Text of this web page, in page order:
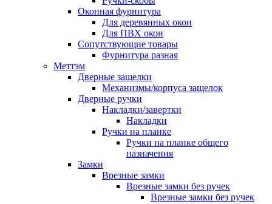
Оконная фурнитура
Для деревянных окон
Для ПВХ окон
Сопутствующие товары
Фурнитура разная
Меттэм
Дверные защелки
Механизмы/корпуса защелок
Дверные ручки
Накладки/завертки
Накладки
Ручки на планке
Ручки на планке общего
назначения
Замки
Врезные замки
Врезные замки без ручек
Врезные замки без ручек